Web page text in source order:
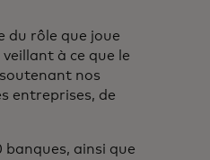
du rôle que joue
à ce que le
nos
entreprises, de
ainsi que